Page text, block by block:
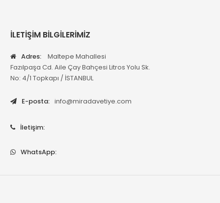
İLETİŞİM BİLGİLERİMİZ
Adres:
Maltepe Mahallesi
Fazılpaşa Cd. Aile Çay Bahçesi Litros Yolu Sk.
No: 4/1 Topkapı / İSTANBUL
E-posta: info@miradavetiye.com
İletişim:
WhatsApp: